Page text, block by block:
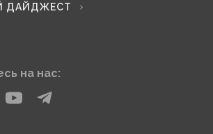
ДАЙДЖЕСТ
на нас: